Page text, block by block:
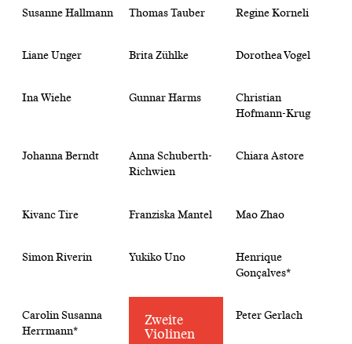
Susanne Hallmann Thomas Tauber Regine Korneli
Liane Unger Brita Zühlke Dorothea Vogel
Ina Wiehe Gunnar Harms
Christian
Hofmann-Krug
Johanna Berndt
Anna Schuberth-
Richwien
Chiara Astore
Kivanc Tire Franziska Mantel Mao Zhao
Simon Riverin Yukiko Uno
Henrique
Gonçalves*
Carolin Susanna
Herrmann*
Zweite
Violinen
Peter Gerlach